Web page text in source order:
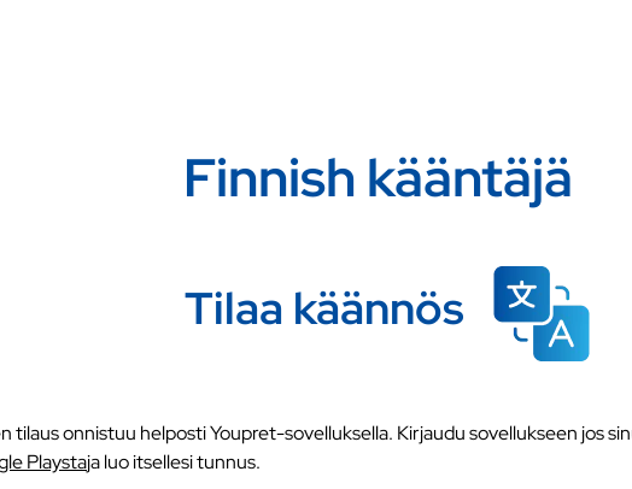
Finnish kääntäjä
Tilaa käännös
onnistuu helposti Youpret-sovelluksella. Kirjaudu sovellukseen jos
Playstaja luo itsellesi tunnus.